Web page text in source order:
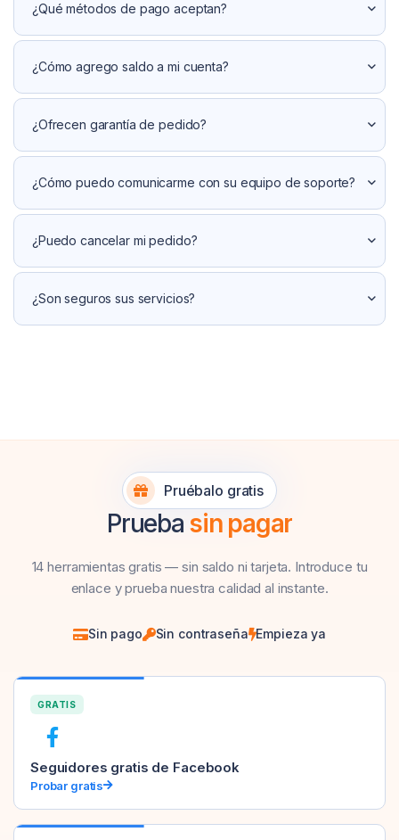
¿Qué métodos de pago aceptan?
¿Cómo agrego saldo a mi cuenta?
¿Ofrecen garantía de pedido?
¿Cómo puedo comunicarme con su equipo de soporte?
¿Puedo cancelar mi pedido?
¿Son seguros sus servicios?
Pruébalo gratis
Prueba sin pagar
14 herramientas gratis — sin saldo ni tarjeta. Introduce tu
enlace y prueba nuestra calidad al instante.
Sin pago Sin contraseña Empieza ya
GRATIS
Seguidores gratis de Facebook
Probar gratis